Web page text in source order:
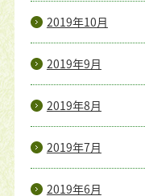
2019年10月
2019年9月
2019年8月
2019年7月
2019年6月